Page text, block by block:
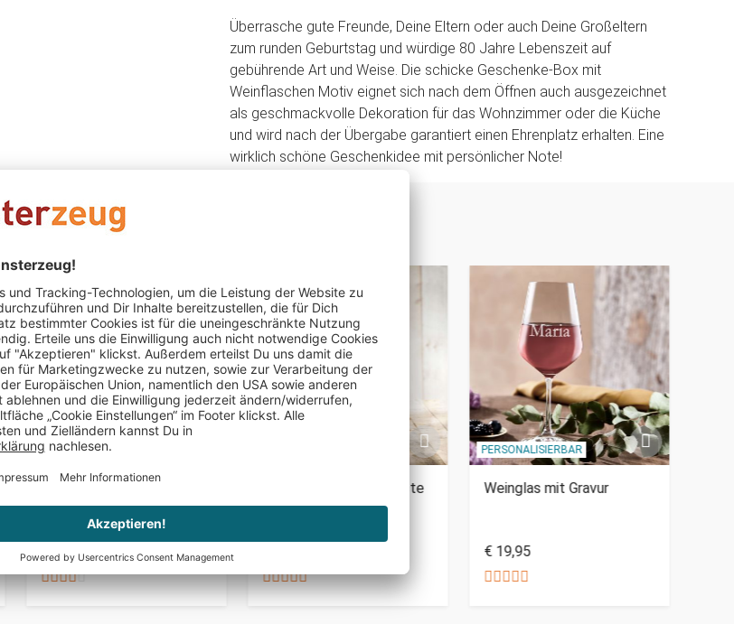
Überrasche gute Freunde, Deine Eltern oder auch Deine Großeltern
zum runden Geburtstag und würdige 80 Jahre Lebenszeit auf
gebührende Art und Weise. Die schicke Geschenke-Box mit
Weinflaschen Motiv eignet sich nach dem Öffnen auch ausgezeichnet
als geschmackvolle Dekoration für das Wohnzimmer oder die Küche
und wird nach der Übergabe garantiert einen Ehrenplatz erhalten. Eine
wirklich schöne Geschenkidee mit persönlicher Note!
Das könnte Dir auch gefallen
PERSONALISIERBAR
Gravur - Königin Krone
€ 29,95
Personalisierte Weinkiste
- Jahrgang
PERSONALISIERBAR
Weinglas mit Gravur
€ 19,95